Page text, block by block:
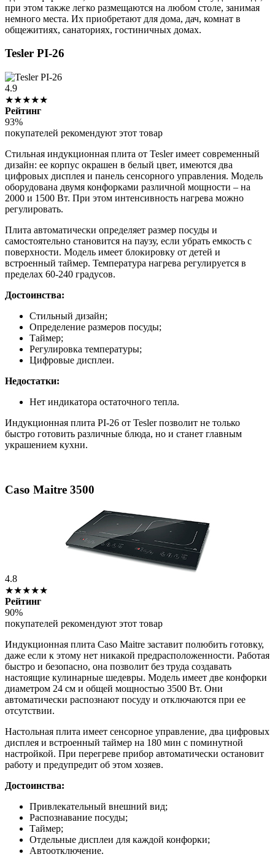
при этом также легко размещаются на любом столе, занимая
немного места. Их приобретают для дома, дач, комнат в
общежитиях, санаториях, гостиничных домах.
Tesler PI-26
4.9
★★★★★
Рейтинг
93%
покупателей рекомендуют этот товар
Стильная индукционная плита от Tesler имеет современный
дизайн: ее корпус окрашен в белый цвет, имеются два
цифровых дисплея и панель сенсорного управления. Модель
оборудована двумя конфорками различной мощности – на
2000 и 1500 Вт. При этом интенсивность нагрева можно
регулировать.
Плита автоматически определяет размер посуды и
самостоятельно становится на паузу, если убрать емкость с
поверхности. Модель имеет блокировку от детей и
встроенный таймер. Температура нагрева регулируется в
пределах 60-240 градусов.
Достоинства:
Стильный дизайн;
Определение размеров посуды;
Таймер;
Регулировка температуры;
Цифровые дисплеи.
Недостатки:
Нет индикатора остаточного тепла.
Индукционная плита PI-26 от Tesler позволит не только
быстро готовить различные блюда, но и станет главным
украшением кухни.
Caso Maitre 3500
4.8
★★★★★
Рейтинг
90%
покупателей рекомендуют этот товар
Индукционная плита Caso Maitre заставит полюбить готовку,
даже если к этому нет никакой предрасположенности. Работая
быстро и безопасно, она позволит без труда создавать
настоящие кулинарные шедевры. Модель имеет две конфорки
диаметром 24 см и общей мощностью 3500 Вт. Они
автоматически распознают посуду и отключаются при ее
отсутствии.
Настольная плита имеет сенсорное управление, два цифровых
дисплея и встроенный таймер на 180 мин с поминутной
настройкой. При перегреве прибор автоматически остановит
работу и предупредит об этом хозяев.
Достоинства:
Привлекательный внешний вид;
Распознавание посуды;
Таймер;
Отдельные дисплеи для каждой конфорки;
Автоотключение.